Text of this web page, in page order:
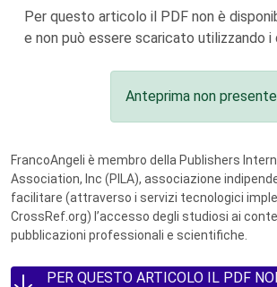
Per questo articolo il PDF non è
e non può essere scaricato utilizzando
Anteprima non presente
FrancoAngeli è membro della Publishers
Association, Inc (PILA), associazione
facilitare (attraverso i servizi tecnologici
CrossRef.org) l’accesso degli studiosi ai
pubblicazioni professionali e scientifiche.
PER QUESTO ARTICOLO IL PDF